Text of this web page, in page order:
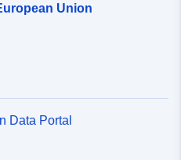
Union
Data Portal